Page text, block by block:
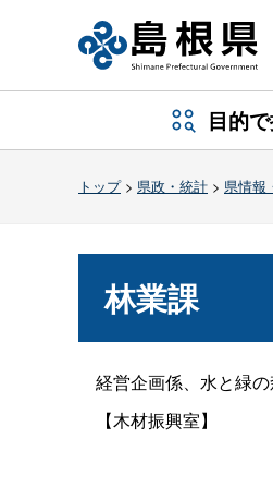
目的
トップ> 県政・統計 > 県情報
林業課
経営企画係、水と緑
【木材振興室】